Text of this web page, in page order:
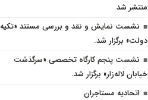
منتشر شد
نشست نمایش و نقد و بررسی مستند «تکیه
دولت» برگزار شد.
نشست پنجم کارگاه تخصصی «سرگذشت
خیابان لاله‌زار» برگزار شد.
اتحادیه مستاجران